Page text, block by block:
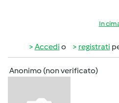
In
Accedi o registrati
Anonimo (non verificato)